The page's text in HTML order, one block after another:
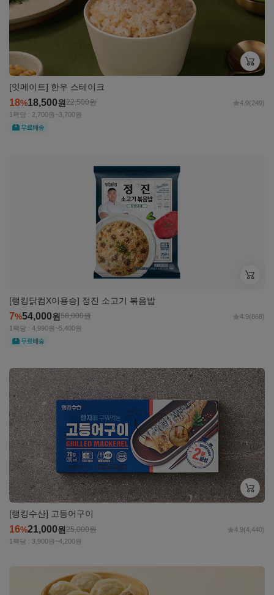
[잇메이트] 한우 스테이크
18%18,500원 22,500원 4.9(249)
1팩당 : 2,700원~3,700원
무료
[랭킹닭컴X이용승] 정진 소고기 볶음밥
7%54,000원58,000원 4.9(868)
1팩당 : 4,990원~5,400원
무료
[랭킹수산] 고등어구이
16%21,000원25,000원 4.9(4,440)
1팩당 : 3,900원~4,200원
자세히
보기